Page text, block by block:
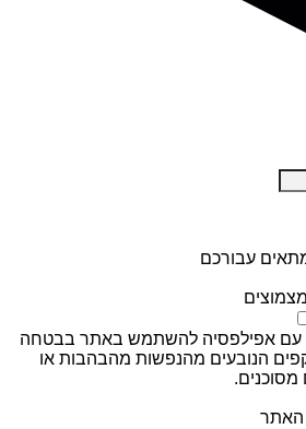
עבורכם
עם אפילפסיה להשתמש באתר בבטחה
הנובעים מהנפשות מהבהבות או
מסוכנים.
האתר